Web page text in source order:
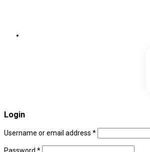
Login
Username or email address *